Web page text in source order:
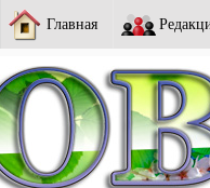
Главная